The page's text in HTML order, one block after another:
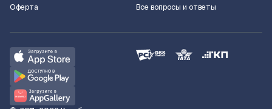
Оферта
Все вопросы и ответы